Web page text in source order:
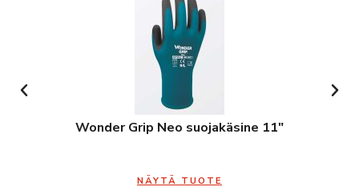
Wonder Grip Neo suojakäsine 11″
NÄYTÄ TUOTE